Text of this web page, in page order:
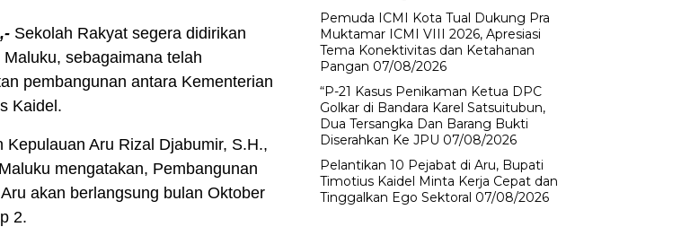
Sekolah Rakyat segera didirikan
sebagaimana telah
pembangunan antara Kementerian
Kaidel.
Aru Rizal Djabumir, S.H.,
mengatakan, Pembangunan
akan berlangsung bulan Oktober
2.
Pemuda ICMI Kota Tual Dukung Pra
Muktamar ICMI VIII 2026, Apresiasi
Tema Konektivitas dan Ketahanan
Pangan 07/08/2026
“P-21 Kasus Penikaman Ketua DPC
Golkar di Bandara Karel Satsuitubun,
Dua Tersangka Dan Barang Bukti
Diserahkan Ke JPU 07/08/2026
Pelantikan 10 Pejabat di Aru, Bupati
Timotius Kaidel Minta Kerja Cepat dan
Tinggalkan Ego Sektoral 07/08/2026